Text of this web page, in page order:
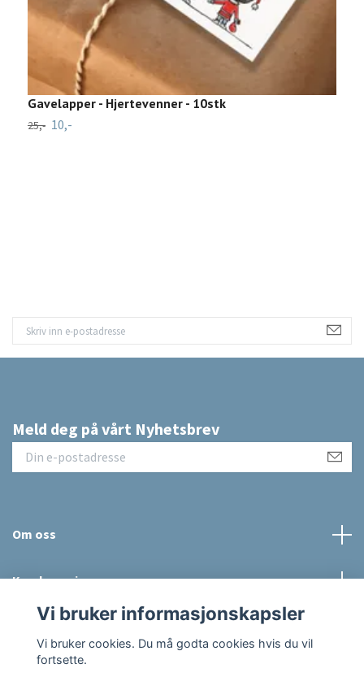
Gavelapper - Hjertevenner - 10stk
25,- 10,-
Meld deg på vårt Nyhetsbrev
Om oss
Kundeservice
Vi bruker informasjonskapsler
Vi bruker cookies. Du må godta cookies hvis du vil
fortsette.